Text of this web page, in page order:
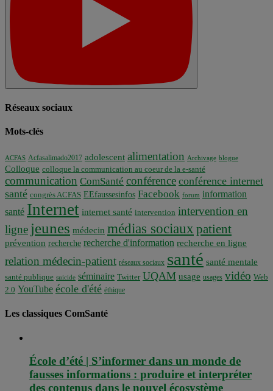
Réseaux sociaux
Mots-clés
ACFAS Acfasalimado2017 adolescent alimentation Archivage blogue
Colloque colloque la communication au coeur de la e-santé
communication ComSanté conférence conférence internet
santé congrès ACFAS EEfaussesinfos Facebook forum information
santé Internet internet santé intervention intervention en
ligne jeunes médecin médias sociaux patient
prévention recherche recherche d'information recherche en ligne
relation médecin-patient réseaux sociaux santé santé mentale
santé publique suicide séminaire Twitter UQAM usage usages vidéo Web
2.0 YouTube école d'été éthique
Les classiques ComSanté
École d’été | S’informer dans un monde de
fausses informations : produire et interpréter
des contenus dans le nouvel écosystème